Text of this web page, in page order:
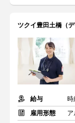
ツクイ豊田土橋（デ
給与
時
雇用形態
ア